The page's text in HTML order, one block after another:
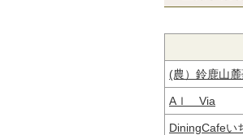
(農）鈴鹿山
Aｌ Via
DiningCafeい